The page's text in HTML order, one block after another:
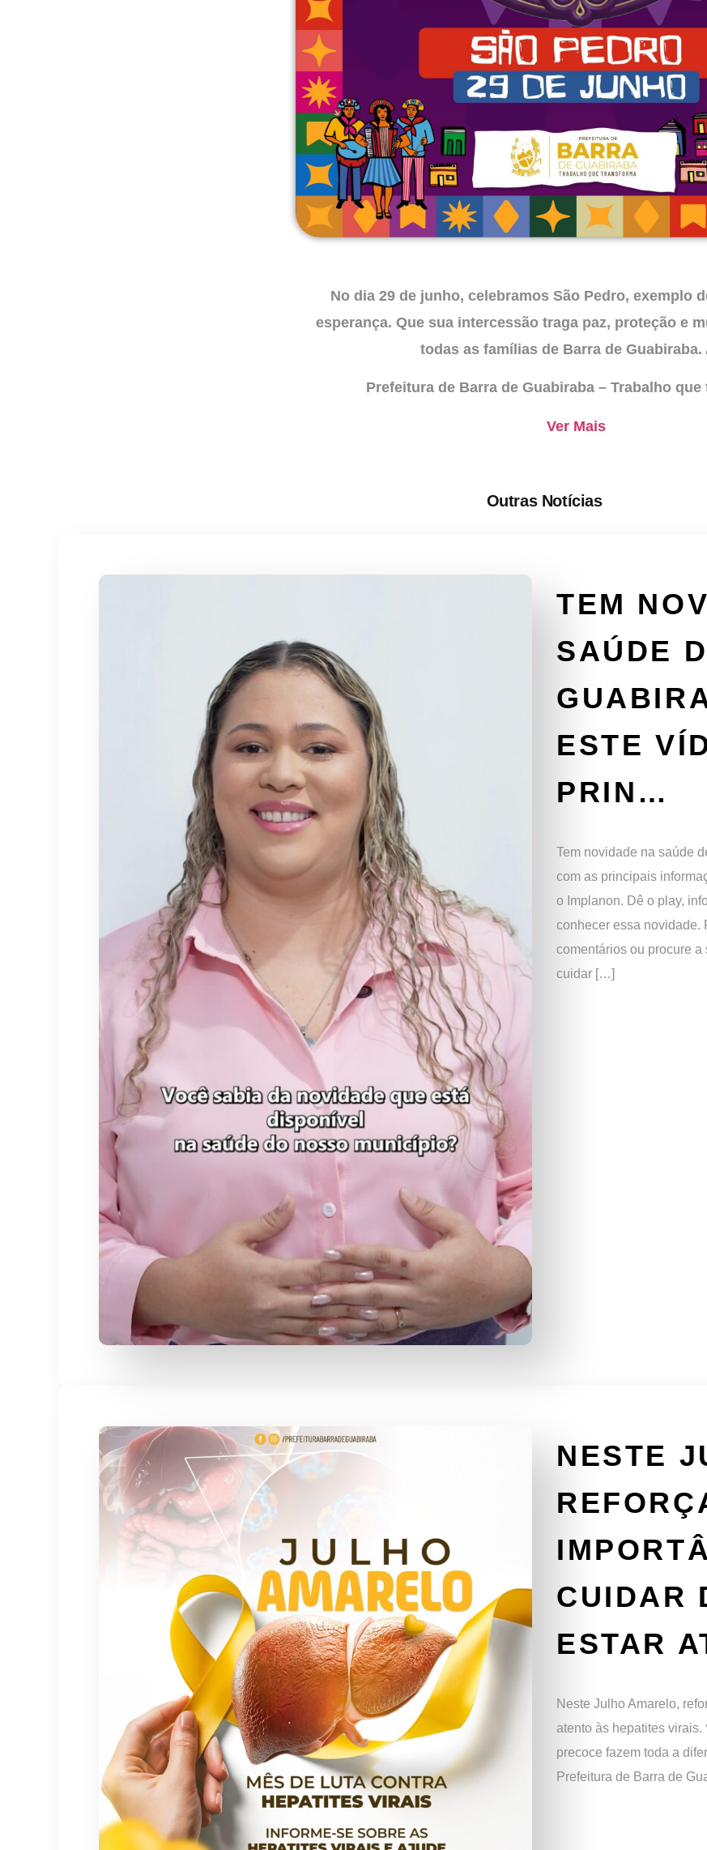
No dia 29 de junho, celebramos São Pedro, exemplo
esperança. Que sua intercessão traga paz, proteção e
todas as famílias de Barra de Guabiraba.
Prefeitura de Barra de Guabiraba – Trabalho
Ver Mais
Outras Notícias
TEM
SAÚDE
ESTE
PRIN…
Tem novidade na saúde
com as principais
o Implanon. Dê o play,
conhecer essa novidade.
comentários ou procure
cuidar […]
NESTE
CUIDAR
ESTAR
Neste Julho Amarelo,
atento às hepatites
precoce fazem toda a
Prefeitura de Barra de